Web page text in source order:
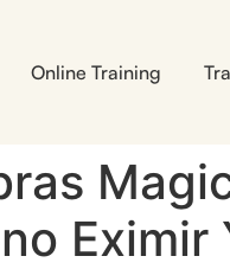
Online Training